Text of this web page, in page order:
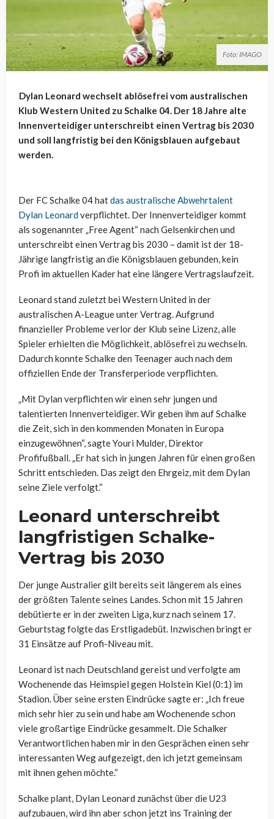
Foto: IMAGO
Dylan Leonard wechselt ablösefrei vom australischen
Klub Western United zu Schalke 04. Der 18 Jahre alte
Innenverteidiger unterschreibt einen Vertrag bis 2030
und soll langfristig bei den Königsblauen aufgebaut
werden.
Der FC Schalke 04 hatdas australische Abwehrtalent
Dylan Leonardverpflichtet. Der Innenverteidiger kommt
als sogenannter „Free Agent“ nach Gelsenkirchen und
unterschreibt einen Vertrag bis 2030 – damit ist der 18-
Jährige langfristig an die Königsblauen gebunden, kein
Profi im aktuellen Kader hat eine längere Vertragslaufzeit.
Leonard stand zuletzt bei Western United in der
australischen A-League unter Vertrag. Aufgrund
finanzieller Probleme verlor der Klub seine Lizenz, alle
Spieler erhielten die Möglichkeit, ablösefrei zu wechseln.
Dadurch konnte Schalke den Teenager auch nach dem
offiziellen Ende der Transferperiode verpflichten.
„Mit Dylan verpflichten wir einen sehr jungen und
talentierten Innenverteidiger. Wir geben ihm auf Schalke
die Zeit, sich in den kommenden Monaten in Europa
einzugewöhnen“, sagte Youri Mulder, Direktor
Profifußball. „Er hat sich in jungen Jahren für einen großen
Schritt entschieden. Das zeigt den Ehrgeiz, mit dem Dylan
seine Ziele verfolgt.“
Leonard unterschreibt
langfristigen Schalke-
Vertrag bis 2030
Der junge Australier gilt bereits seit längerem als eines
der größten Talente seines Landes. Schon mit 15 Jahren
debütierte er in der zweiten Liga, kurz nach seinem 17.
Geburtstag folgte das Erstligadebüt. Inzwischen bringt er
31 Einsätze auf Profi-Niveau mit.
Leonard ist nach Deutschland gereist und verfolgte am
Wochenende das Heimspiel gegen Holstein Kiel (0:1) im
Stadion. Über seine ersten Eindrücke sagte er: „Ich freue
mich sehr hier zu sein und habe am Wochenende schon
viele großartige Eindrücke gesammelt. Die Schalker
Verantwortlichen haben mir in den Gesprächen einen sehr
interessanten Weg aufgezeigt, den ich jetzt gemeinsam
mit ihnen gehen möchte.“
Schalke plant, Dylan Leonard zunächst über die U23
aufzubauen, wird ihn aber schon jetzt ins Training der